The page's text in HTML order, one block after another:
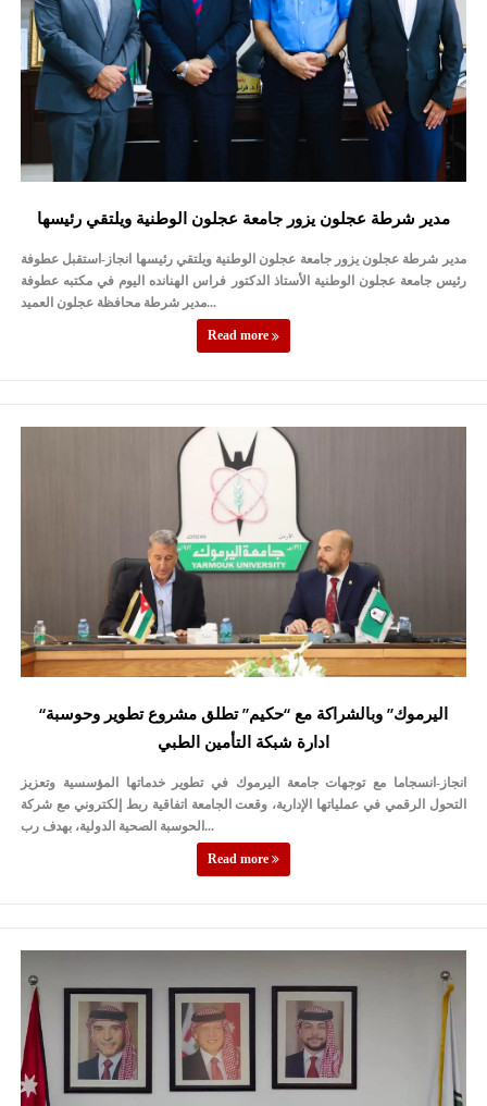
مدير شرطة عجلون يزور جامعة عجلون الوطنية ويلتقي رئيسها
مدير شرطة عجلون يزور جامعة عجلون الوطنية ويلتقي رئيسها انجاز-استقبل عطوفة
رئيس جامعة عجلون الوطنية الأستاذ الدكتور فراس الهنانده اليوم في مكتبه عطوفة
مدير شرطة محافظة عجلون العميد...
Read more
“اليرموك” وبالشراكة مع “حكيم” تطلق مشروع تطوير وحوسبة
ادارة شبكة التأمين الطبي
انجاز-انسجاما مع توجهات جامعة اليرموك في تطوير خدماتها المؤسسية وتعزيز
التحول الرقمي في عملياتها الإدارية، وقعت الجامعة اتفاقية ربط إلكتروني مع شركة
الحوسبة الصحية الدولية، بهدف رب...
Read more